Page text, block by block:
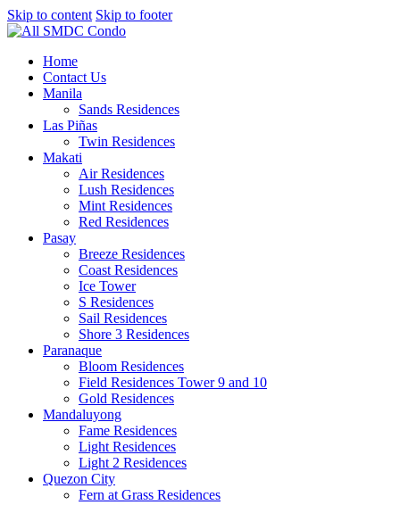
Skip to content Skip to footer
Home
Contact Us
Manila
Sands Residences
Las Piñas
Twin Residences
Makati
Air Residences
Lush Residences
Mint Residences
Red Residences
Pasay
Breeze Residences
Coast Residences
Ice Tower
S Residences
Sail Residences
Shore 3 Residences
Paranaque
Bloom Residences
Field Residences Tower 9 and 10
Gold Residences
Mandaluyong
Fame Residences
Light Residences
Light 2 Residences
Quezon City
Fern at Grass Residences